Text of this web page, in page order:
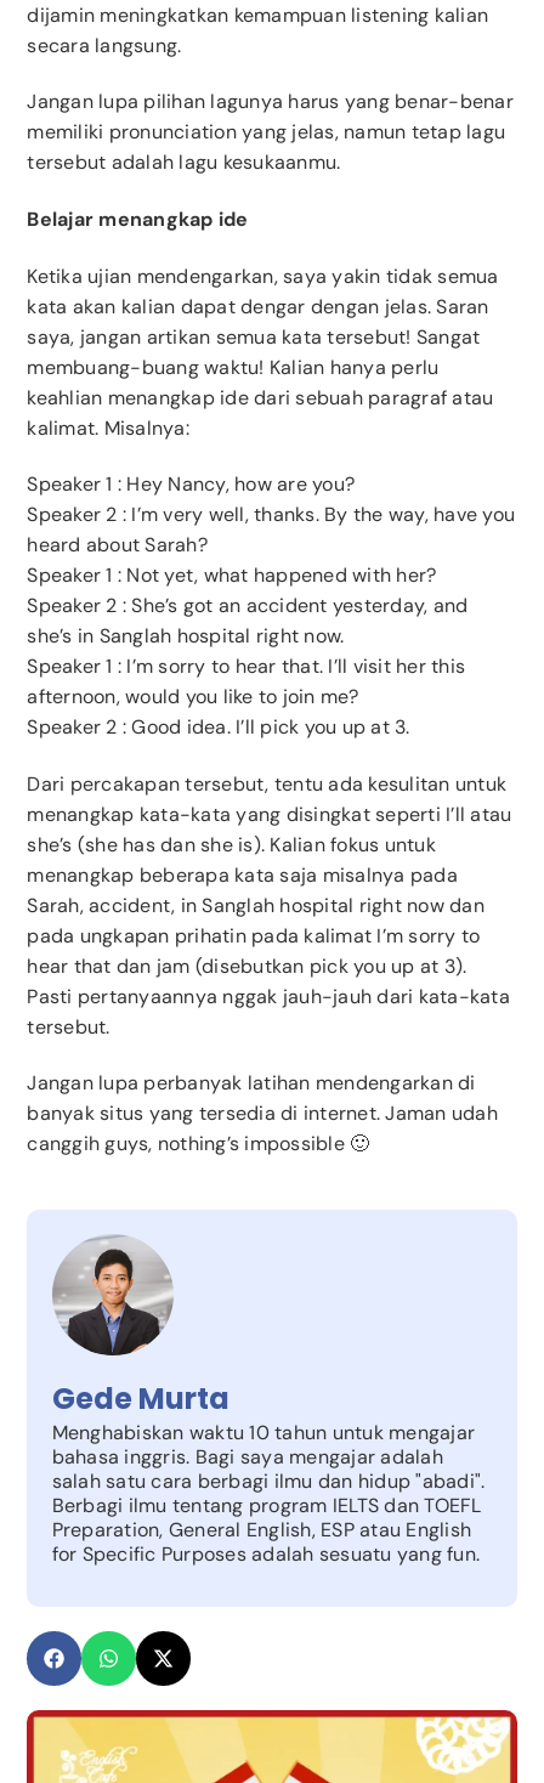
dijamin meningkatkan kemampuan listening kalian
secara langsung.
Jangan lupa pilihan lagunya harus yang benar-benar
memiliki pronunciation yang jelas, namun tetap lagu
tersebut adalah lagu kesukaanmu.
Belajar menangkap ide
Ketika ujian mendengarkan, saya yakin tidak semua
kata akan kalian dapat dengar dengan jelas. Saran
saya, jangan artikan semua kata tersebut! Sangat
membuang-buang waktu! Kalian hanya perlu
keahlian menangkap ide dari sebuah paragraf atau
kalimat. Misalnya:
Speaker 1 : Hey Nancy, how are you?
Speaker 2 : I’m very well, thanks. By the way, have you
heard about Sarah?
Speaker 1 : Not yet, what happened with her?
Speaker 2 : She’s got an accident yesterday, and
she’s in Sanglah hospital right now.
Speaker 1 : I’m sorry to hear that. I’ll visit her this
afternoon, would you like to join me?
Speaker 2 : Good idea. I’ll pick you up at 3.
Dari percakapan tersebut, tentu ada kesulitan untuk
menangkap kata-kata yang disingkat seperti I’ll atau
she’s (she has dan she is). Kalian fokus untuk
menangkap beberapa kata saja misalnya pada
Sarah, accident, in Sanglah hospital right now dan
pada ungkapan prihatin pada kalimat I’m sorry to
hear that dan jam (disebutkan pick you up at 3).
Pasti pertanyaannya nggak jauh-jauh dari kata-kata
tersebut.
Jangan lupa perbanyak latihan mendengarkan di
banyak situs yang tersedia di internet. Jaman udah
canggih guys, nothing’s impossible 🙂
Gede Murta
Menghabiskan waktu 10 tahun untuk mengajar
bahasa inggris. Bagi saya mengajar adalah
salah satu cara berbagi ilmu dan hidup "abadi".
Berbagi ilmu tentang program IELTS dan TOEFL
Preparation, General English, ESP atau English
for Specific Purposes adalah sesuatu yang fun.